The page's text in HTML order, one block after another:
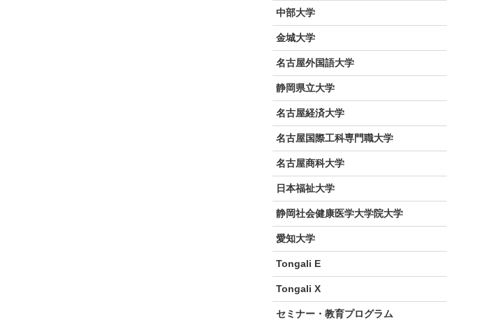
中部大学
金城大学
名古屋外国語大学
静岡県立大学
名古屋経済大学
名古屋国際工科専門職大学
名古屋商科大学
日本福祉大学
静岡社会健康医学大学院大学
愛知大学
Tongali E
Tongali X
セミナー・教育プログラム